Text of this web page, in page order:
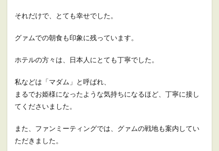
それだけで、とても幸せでした。
グァムでの朝食も印象に残っています。
ホテルの方々は、日本人にとても丁寧でした。
私などは「マダム」と呼ばれ、
まるでお姫様になったような気持ちになるほど、丁寧に接し
てくださいました。
また、ファンミーティングでは、グァムの戦地も案内してい
ただきました。